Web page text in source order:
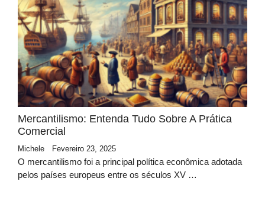
Mercantilismo: Entenda Tudo Sobre A Prática
Comercial
Michele Fevereiro 23, 2025
O mercantilismo foi a principal política econômica adotada
pelos países europeus entre os séculos XV …